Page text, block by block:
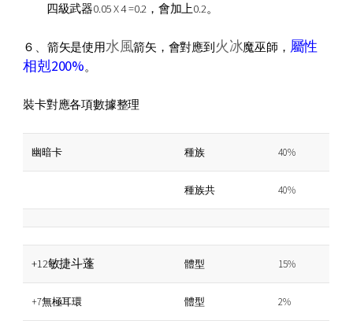
四級武器0.05 X 4 =0.2，會加上0.2。
６ 箭矢是使用水風箭矢，會對應到 火冰魔巫師， 屬性
相剋200%。
裝卡對應各項數據整理
幽暗卡 種族 40%
種族共 40%
+12敏捷斗蓬 體型 15%
+7無極耳環 體型 2%